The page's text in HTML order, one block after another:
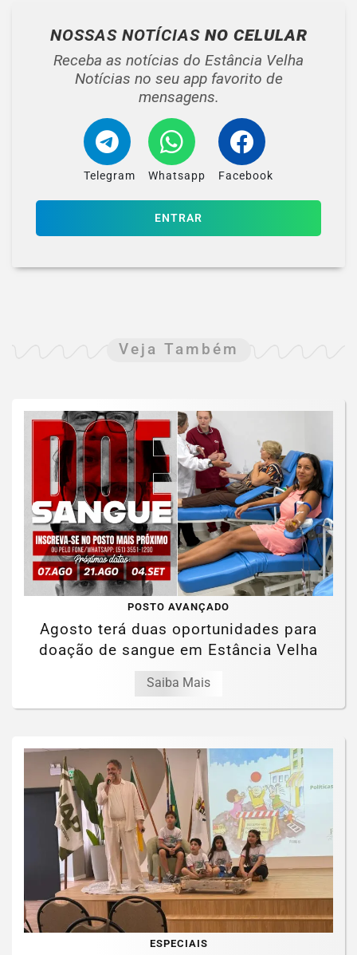
NOSSAS NOTÍCIAS NO CELULAR
Receba as notícias do Estância Velha
Notícias no seu app favorito de
mensagens.
Telegram Whatsapp Facebook
ENTRAR
Veja Também
POSTO AVANÇADO
Agosto terá duas oportunidades para
doação de sangue em Estância Velha
Saiba Mais
ESPECIAIS